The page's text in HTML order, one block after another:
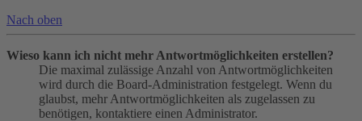
Nach oben
Wieso kann ich nicht mehr Antwortmöglichkeiten erstellen?
Die maximal zulässige Anzahl von Antwortmöglichkeiten
wird durch die Board-Administration festgelegt. Wenn du
glaubst, mehr Antwortmöglichkeiten als zugelassen zu
benötigen, kontaktiere einen Administrator.